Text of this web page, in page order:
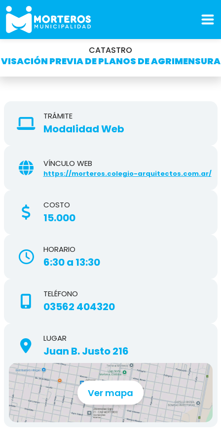
CATASTRO
VISACIÓN PREVIA DE PLANOS DE AGRIMENSURA
TRÁMITE
Modalidad Web
VÍNCULO WEB
https://morteros.colegio-arquitectos.com.ar/
COSTO
15.000
HORARIO
6:30 a 13:30
TELÉFONO
03562 404320
LUGAR
Juan B. Justo 216
Ver mapa